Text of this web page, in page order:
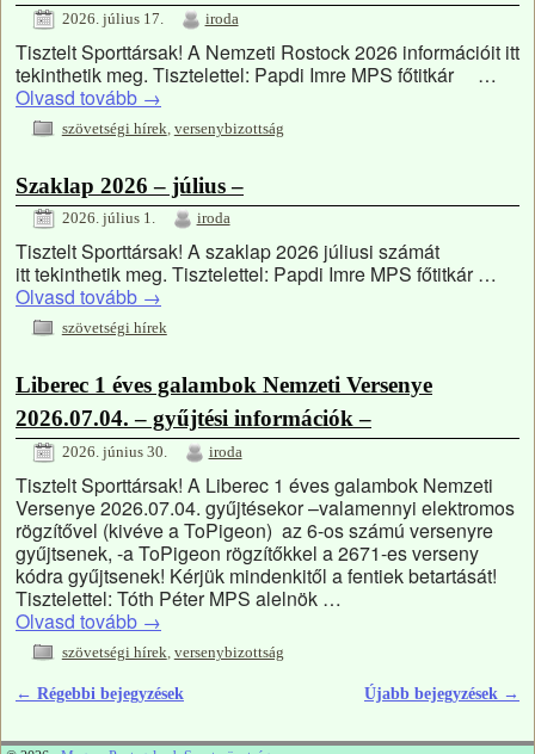
2026. július 17. iroda
Tisztelt Sporttársak! A Nemzeti Rostock 2026 információit itt
tekinthetik meg. Tisztelettel: Papdi Imre MPS főtitkár …
Olvasd tovább →
szövetségi hírek, versenybizottság
Szaklap 2026 – július –
2026. július 1. iroda
Tisztelt Sporttársak! A szaklap 2026 júliusi számát
itt tekinthetik meg. Tisztelettel: Papdi Imre MPS főtitkár …
Olvasd tovább →
szövetségi hírek
Liberec 1 éves galambok Nemzeti Versenye
2026.07.04. – gyűjtési információk –
2026. június 30. iroda
Tisztelt Sporttársak! A Liberec 1 éves galambok Nemzeti
Versenye 2026.07.04. gyűjtésekor –valamennyi elektromos
rögzítővel (kivéve a ToPigeon) az 6-os számú versenyre
gyűjtsenek, -a ToPigeon rögzítőkkel a 2671-es verseny
kódra gyűjtsenek! Kérjük mindenkitől a fentiek betartását!
Tisztelettel: Tóth Péter MPS alelnök …
Olvasd tovább →
szövetségi hírek versenybizottság
Bejegyzés navigáció
← Régebbi bejegyzések Újabb bejegyzések →